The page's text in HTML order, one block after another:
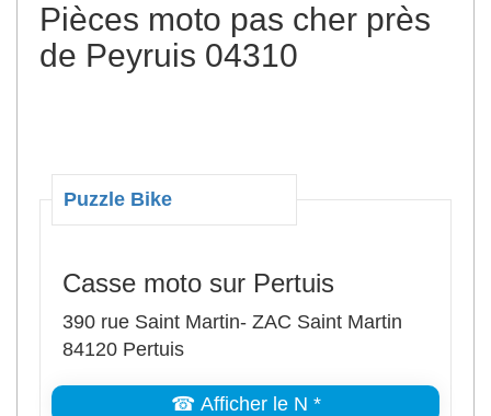
Pièces moto pas cher près
de Peyruis 04310
Puzzle Bike
Casse moto sur Pertuis
390 rue Saint Martin- ZAC Saint Martin
84120 Pertuis
☎ Afficher le N *